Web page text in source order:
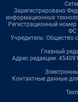
Зарегистрировано
информационных
Регистрационный
ФС
Учредитель: Общество
Главный
Адрес редакции:
Контактные данные